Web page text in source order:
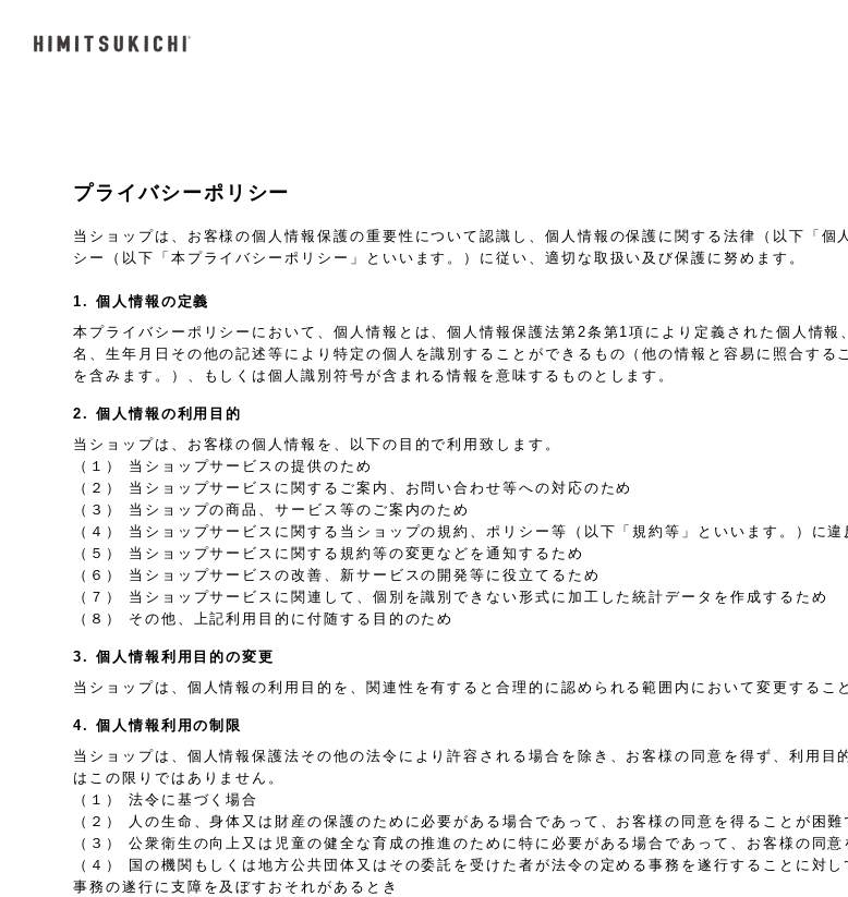
プライバシーポリシー
当ショップは、お客様の個人情報保護の重要性について認識し、個人情報の保護に関する法律（以下「
シー（以下「本プライバシーポリシー」といいます。）に従い、適切な取扱い及び保護に努めます。
1. 個人情報の定義
本プライバシーポリシーにおいて、個人情報とは、個人情報保護法第2条第1項により定義された個人情
名、生年月日その他の記述等により特定の個人を識別することができるもの（他の情報と容易に照合す
を含みます。）、もしくは個人識別符号が含まれる情報を意味するものとします。
2. 個人情報の利用目的
当ショップは、お客様の個人情報を、以下の目的で利用致します。
（１） 当ショップサービスの提供のため
（２） 当ショップサービスに関するご案内、お問い合わせ等への対応のため
（３） 当ショップの商品、サービス等のご案内のため
（４） 当ショップサービスに関する当ショップの規約、ポリシー等（以下「規約等」といいます。）に
（５） 当ショップサービスに関する規約等の変更などを通知するため
（６） 当ショップサービスの改善、新サービスの開発等に役立てるため
（７） 当ショップサービスに関連して、個別を識別できない形式に加工した統計データを作成するため
（８） その他、上記利用目的に付随する目的のため
3. 個人情報利用目的の変更
当ショップは、個人情報の利用目的を、関連性を有すると合理的に認められる範囲内において変更するこ
4. 個人情報利用の制限
当ショップは、個人情報保護法その他の法令により許容される場合を除き、お客様の同意を得ず、利用
はこの限りではありません。
（１） 法令に基づく場合
（２） 人の生命、身体又は財産の保護のために必要がある場合であって、お客様の同意を得ることが困難
（３） 公衆衛生の向上又は児童の健全な育成の推進のために特に必要がある場合であって、お客様の同
（４） 国の機関もしくは地方公共団体又はその委託を受けた者が法令の定める事務を遂行することに対
事務の遂行に支障を及ぼすおそれがあるとき